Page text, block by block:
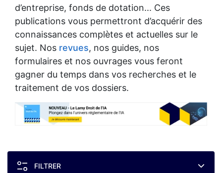
d’entreprise, fonds de dotation... Ces
publications vous permettront d’acquérir des
connaissances complètes et actuelles sur le
sujet. Nos revues, nos guides, nos
formulaires et nos ouvrages vous feront
gagner du temps dans vos recherches et le
traitement de vos dossiers.
FILTRER